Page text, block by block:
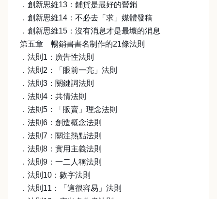
．創新思維13：鋪貨是最好的營銷
．創新思維14：不必去「求」媒體發稿
．創新思維15：沒有消息才是最壞的消息
第五章 暢銷書書名制作的21條法則
．法則1：廣告性法則
．法則2：「眼前一亮」法則
．法則3：關鍵詞法則
．法則4：共情法則
．法則5：「販賣」理念法則
．法則6：創造概念法則
．法則7：關注熱點法則
．法則8：實用主義法則
．法則9：一二人稱法則
．法則10：數字法則
．法則11：「這很容易」法則